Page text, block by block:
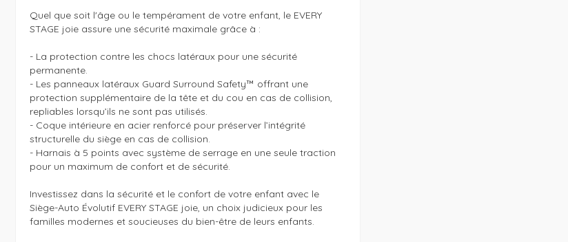
Quel que soit l'âge ou le tempérament de votre enfant, le EVERY
STAGE joie assure une sécurité maximale grâce à :
- La protection contre les chocs latéraux pour une sécurité
permanente.
- Les panneaux latéraux Guard Surround Safety™ offrant une
protection supplémentaire de la tête et du cou en cas de collision,
repliables lorsqu’ils ne sont pas utilisés.
- Coque intérieure en acier renforcé pour préserver l’intégrité
structurelle du siège en cas de collision.
- Harnais à 5 points avec système de serrage en une seule traction
pour un maximum de confort et de sécurité.
Investissez dans la sécurité et le confort de votre enfant avec le
Siège-Auto Évolutif EVERY STAGE joie, un choix judicieux pour les
familles modernes et soucieuses du bien-être de leurs enfants.